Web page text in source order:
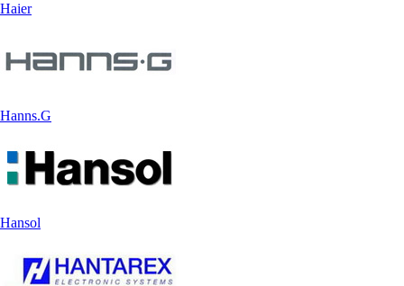
Haier
Hanns.G
Hansol